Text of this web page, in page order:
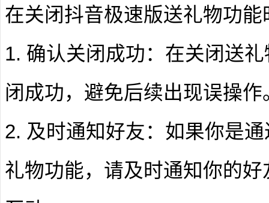
在关闭抖音极速版送礼物功
1. 确认关闭成功：在关闭送
闭成功，避免后续出现误操作
2. 及时通知好友：如果你是
礼物功能，请及时通知你的